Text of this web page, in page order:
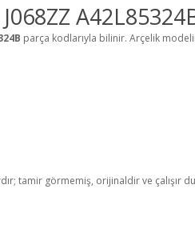
parça kodlarıyla bilinir. Arçelik
tamir görmemiş, orijinaldir ve